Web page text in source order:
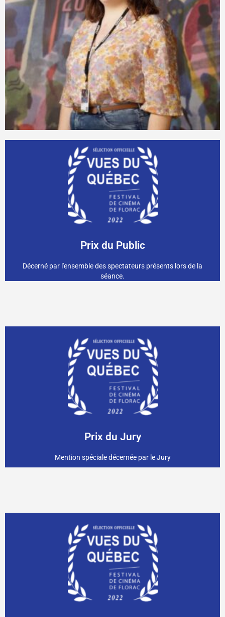
Prix du Public
Décerné par l'ensemble des spectateurs présents lors de la
séance.
de Justine Prince
10 000$CAN, en service et location d'équipement offert
par SPIRA
Prix du Jury
Mention spéciale décernée par le Jury
ATALAYA,
de Emma Roufs
Résidence de création offerte par PARALOEIL
Tournée française du film !
Programmation sur 5 dates à travers toute la France,
accompagnée par le.la lauréat.e !
Offert par Les Offices Jeunesses et internationaux du
Québec